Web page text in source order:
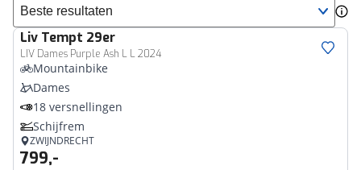
Sorteer resultaten
Liv Tempt 29er
LIV Dames Purple Ash L L 2024
Mountainbike
Dames
18 versnellingen
Schijfrem
ZWIJNDRECHT
799,-